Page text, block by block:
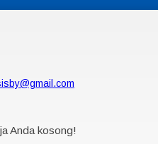
Anda kosong!